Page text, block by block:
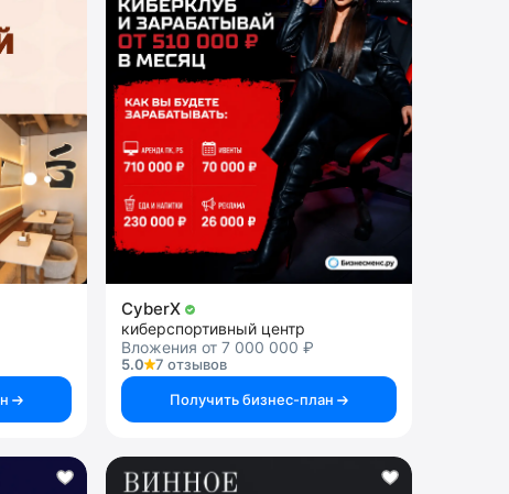
CyberX
киберспортивный центр
Вложения от 7 000 000 ₽
5.0
7 отзывов
Получить бизнес-план